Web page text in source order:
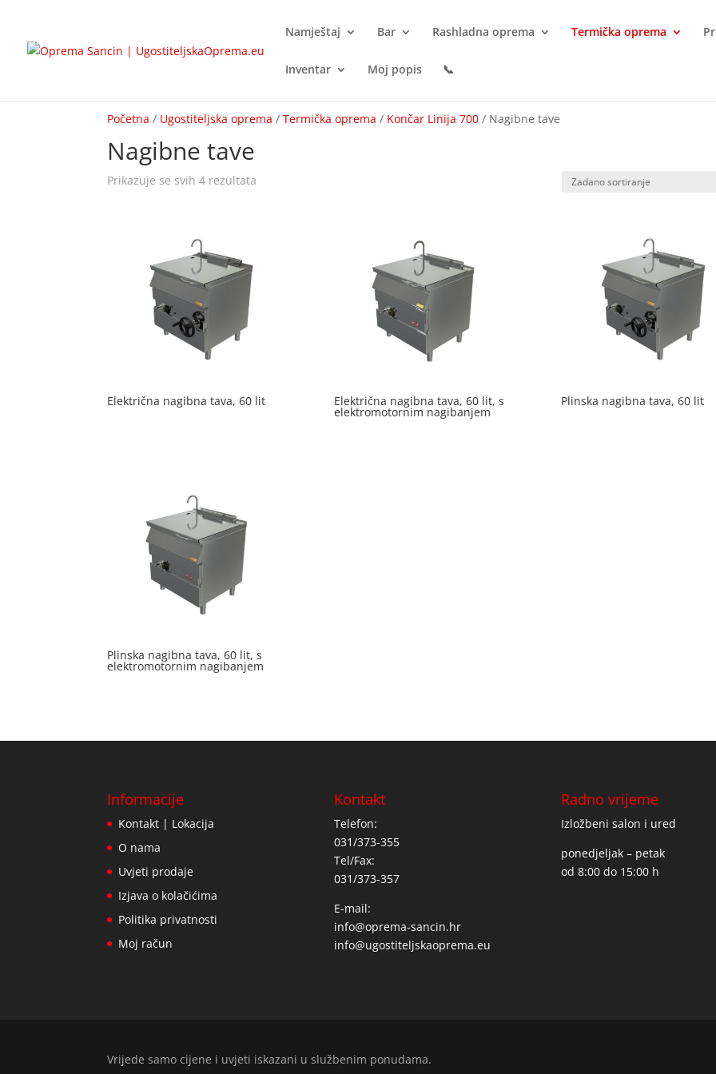
Namještaj Bar Rashladna oprema Termička oprema
Inventar Moj popis 📞
Početna / Ugostiteljska oprema /Termička oprema / Končar Linija 700 / Nagibne tave
Nagibne tave
Prikazuje se svih 4 rezultata
Električna nagibna tava, 60 lit Električna nagibna tava, 60 lit, s
elektromotornim nagibanjem
Plinska nagibna tava, 60 lit
Plinska nagibna tava, 60 lit, s
elektromotornim nagibanjem
Informacije
Kontakt | Lokacija
O nama
Uvjeti prodaje
Izjava o kolačićima
Politika privatnosti
Moj račun
Kontakt
Telefon:
031/373-355
Tel/Fax:
031/373-357
E-mail:
info@oprema-sancin.hr
info@ugostiteljskaoprema.eu
Radno vrijeme
Izložbeni salon i ured
ponedjeljak – petak
od 8:00 do 15:00 h
Vrijede samo cijene i uvjeti iskazani u službenim ponudama.